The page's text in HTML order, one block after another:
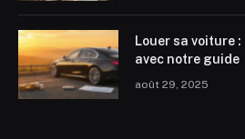
Louer sa voiture
avec notre guide
août 29, 2025